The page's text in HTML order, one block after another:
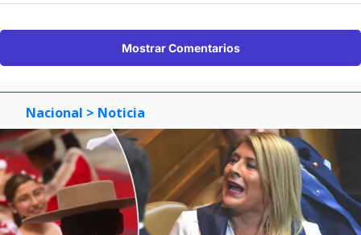
Mostrar Comentarios
Nacional > Noticia